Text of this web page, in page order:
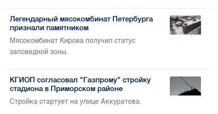
Легендарный мясокомбинат Петербурга
признали памятником
Мясокомбинат Кирова получил статус
заповедной зоны.
КГИОП согласовал "Газпрому" стройку
стадиона в Приморском районе
Стройка стартует на улице Аккуратова.